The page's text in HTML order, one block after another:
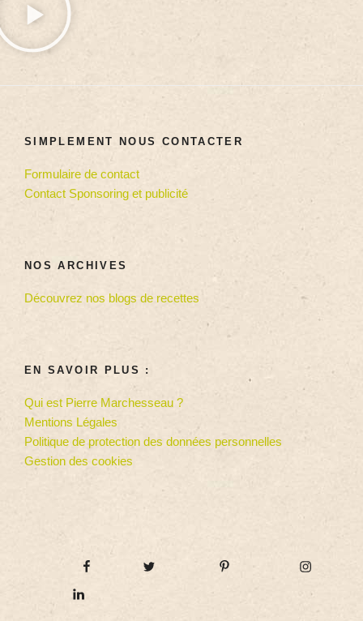
SIMPLEMENT NOUS CONTACTER
Formulaire de contact
Contact Sponsoring et publicité
NOS ARCHIVES
Découvrez nos blogs de recettes
EN SAVOIR PLUS :
Qui est Pierre Marchesseau ?
Mentions Légales
Politique de protection des données personnelles
Gestion des cookies